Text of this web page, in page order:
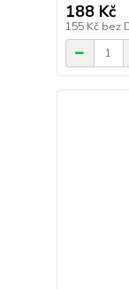
188 Kč
155 Kč bez